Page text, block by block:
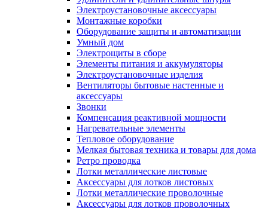
Электроустановочные аксессуары
Монтажные коробки
Оборудование защиты и автоматизации
Умный дом
Электрощиты в сборе
Элементы питания и аккумуляторы
Электроустановочные изделия
Вентиляторы бытовые настенные и
аксессуары
Звонки
Компенсация реактивной мощности
Нагревательные элементы
Тепловое оборудование
Мелкая бытовая техника и товары для дома
Ретро проводка
Лотки металлические листовые
Аксессуары для лотков листовых
Лотки металлические проволочные
Аксессуары для лотков проволочных